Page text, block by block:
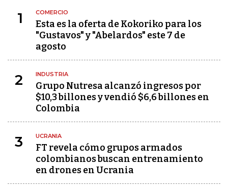
1 COMERCIO
Esta es la oferta de Kokoriko para los
"Gustavos" y "Abelardos" este 7 de
agosto
2 INDUSTRIA
Grupo Nutresa alcanzó ingresos por
$10,3 billones y vendió $6,6 billones en
Colombia
3 UCRANIA
FT revela cómo grupos armados
colombianos buscan entrenamiento
en drones en Ucrania